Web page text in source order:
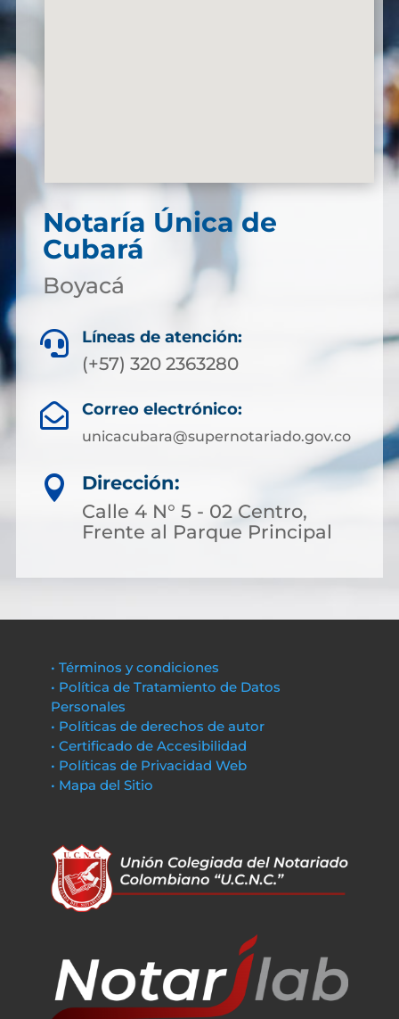
Notaría Única de
Cubará
Boyacá
 Líneas de atención:
(+57) 320 2363280
 Correo electrónico:
unicacubara@supernotariado.gov.co

Dirección:
Calle 4 N° 5 - 02 Centro,
Frente al Parque Principal
• Términos y condiciones
• Política de Tratamiento de Datos
Personales
• Políticas de derechos de autor
• Certificado de Accesibilidad
• Políticas de Privacidad Web
• Mapa del Sitio